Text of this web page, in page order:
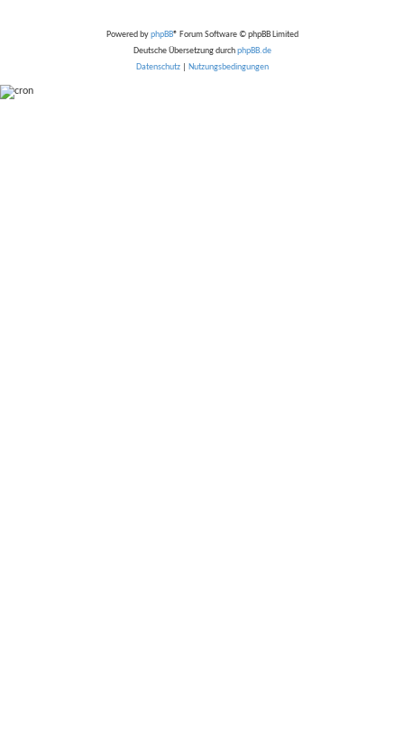
Powered byphpBB® Forum Software © phpBB Limited
Deutsche Übersetzung durchphpBB.de
Datenschutz| Nutzungsbedingungen